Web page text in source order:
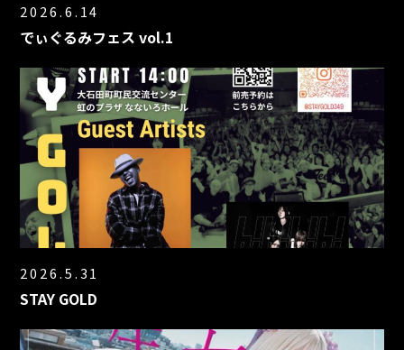
2026.6.14
でぃぐるみフェス vol.1
2026.5.31
STAY GOLD